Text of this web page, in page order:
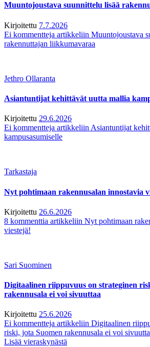
Muuntojoustava suunnittelu lisää
Kirjoitettu 7.7.2026
Ei kommentteja artikkeliin Muuntojoustava
rakennuttajan liikkumavaraa
Jethro Ollaranta
Asiantuntijat kehittävät uutta mallia
Kirjoitettu 29.6.2026
Ei kommentteja artikkeliin Asiantuntijat
kampusasumiselle
Tarkastaja
Nyt pohtimaan rakennusalan innostavia
Kirjoitettu 26.6.2026
8 kommenttia artikkeliin Nyt pohtimaan
viestejä!
Sari Suominen
Digitaalinen riippuvuus on strateginen
rakennusala ei voi sivuuttaa
Kirjoitettu 25.6.2026
Ei kommentteja artikkeliin Digitaalinen
riski, jota Suomen rakennusala ei voi
Lisää vieraskynästä